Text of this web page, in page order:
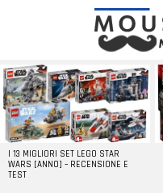
LATEST
STORIES
I 13 MIGLIORI SET LEGO STAR
WARS [ANNO] – RECENSIONE E
TEST